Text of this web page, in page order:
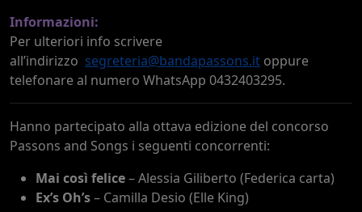
Informazioni:
Per ulteriori info scrivere
all’indirizzo segreteria@bandapassons.it oppure
telefonare al numero WhatsApp 0432403295.
Hanno partecipato alla ottava edizione del concorso
Passons and Songs i seguenti concorrenti:
Mai così felice– Alessia Giliberto (Federica carta)
Ex’s Oh’s– Camilla Desio (Elle King)